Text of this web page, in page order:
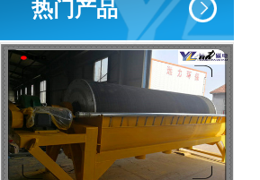
热门产品